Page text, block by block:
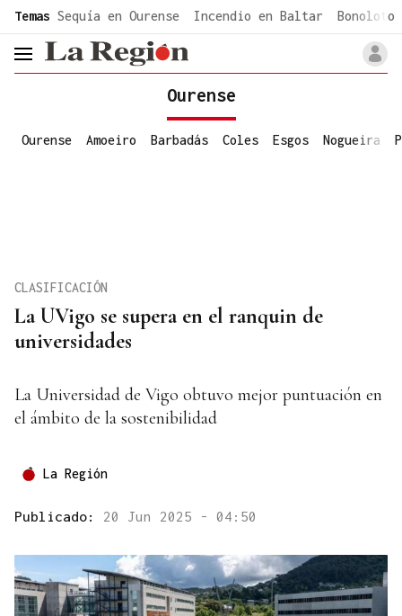
common.go-to-content
Temas Sequía en Ourense Incendio en Baltar Bonoloto
header.menu.open
Ourense
Ourense Amoeiro Barbadás Coles Esgos Nogueira
La UVigo se supera en el ranquin de
universidades
CLASIFICACIÓN
La Universidad de Vigo obtuvo mejor puntuación en
el ámbito de la sostenibilidad
La Región
Publicado: 20 Jun 2025 - 04:50